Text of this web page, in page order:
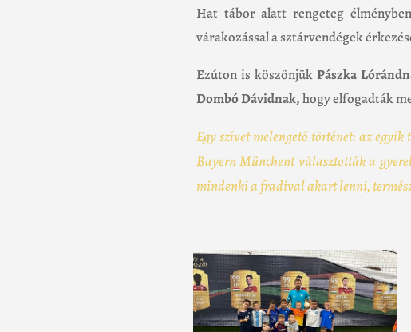
Hat tábor alatt rengeteg
várakozással a sztárvendégek
Ezúton is köszönjük Pászka
Dombó Dávidnak,hogy elfogadták
Egy szívet melengető történet: az
Bayern Münchent választották a
mindenki a fradival akart lenni,